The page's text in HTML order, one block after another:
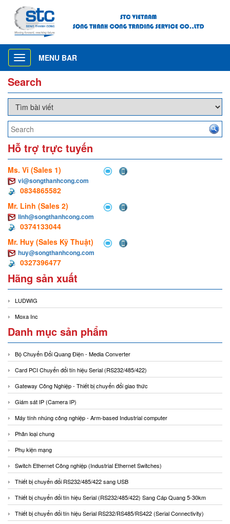
Toggle
navigation
MENU BAR
Search
Hỗ trợ trực tuyến
Ms. Vi (Sales 1)
vi@songthanhcong.com
0834865582
Mr. Linh (Sales 2)
linh@songthanhcong.com
0374133044
Mr. Huy (Sales Kỹ Thuật)
huy@songthanhcong.com
0327396477
Hãng sản xuất
LUDWIG
Moxa Inc
Danh mục sản phẩm
Bộ Chuyển Đổi Quang Điện - Media Converter
Card PCI Chuyển đổi tín hiệu Serial (RS232/485/422)
Gateway Công Nghiệp - Thiết bị chuyển đổi giao thức
Giám sát IP (Camera IP)
Máy tính nhúng công nghiệp - Arm-based Industrial computer
Phân loại chung
Phụ kiện mạng
Switch Ethernet Công nghiệp (Industrial Ethernet Switches)
Thiết bị chuyển đổi RS232/485/422 sang USB
Thiết bị chuyển đổi tín hiệu Serial (RS232/485/422) Sang Cáp Quang 5-30km
Thiết bị chuyển đổi tín hiệu Serial RS232/RS485/RS422 (Serial Connectivity)